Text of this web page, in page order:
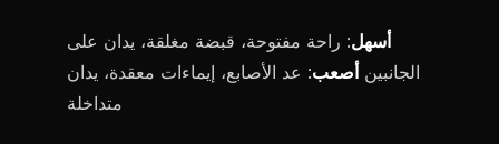
أسهل: راحة مفتوحة، قبضة مغلقة، يدان على
الجانبين أصعب: عد الأصابع، إيماءات معقدة، يدان
متداخلة